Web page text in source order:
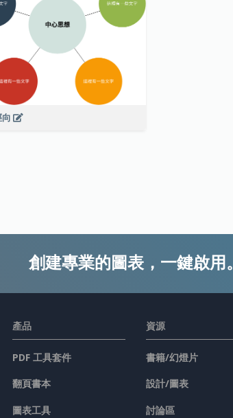
創建專業的圖表，一鍵啟用。
產品
PDF 工具套件
翻頁書本
圖表工具
資源
書籍/幻燈片
設計/圖表
討論區